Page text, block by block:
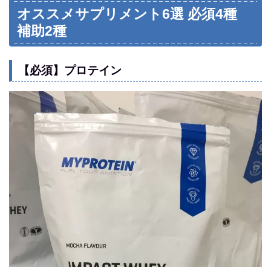
オススメサプリメント6選 必須4種
補助2種
【必須】プロテイン